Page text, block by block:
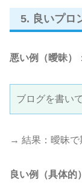
5. 良いプロ
悪い例（曖昧） ：
ブログを書いて
→ 結果：曖昧で
良い例（具体的）